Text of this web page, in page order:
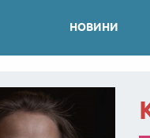
НОВИНИ